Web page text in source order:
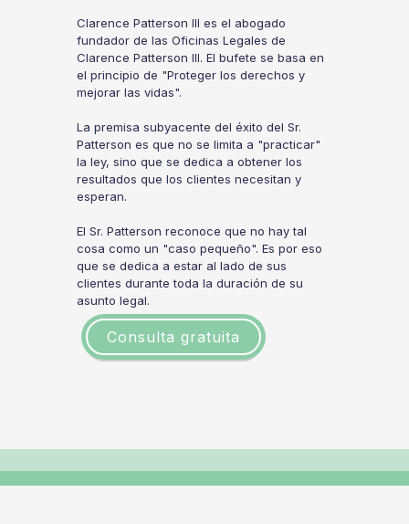
Clarence Patterson III es el abogado
fundador de las Oficinas Legales de
Clarence Patterson III. El bufete se basa en
el principio de "Proteger los derechos y
mejorar las vidas".
La premisa subyacente del éxito del Sr.
Patterson es que no se limita a "practicar"
la ley, sino que se dedica a obtener los
resultados que los clientes necesitan y
esperan.
El Sr. Patterson reconoce que no hay tal
cosa como un "caso pequeño". Es por eso
que se dedica a estar al lado de sus
clientes durante toda la duración de su
asunto legal.
Consulta gratuita